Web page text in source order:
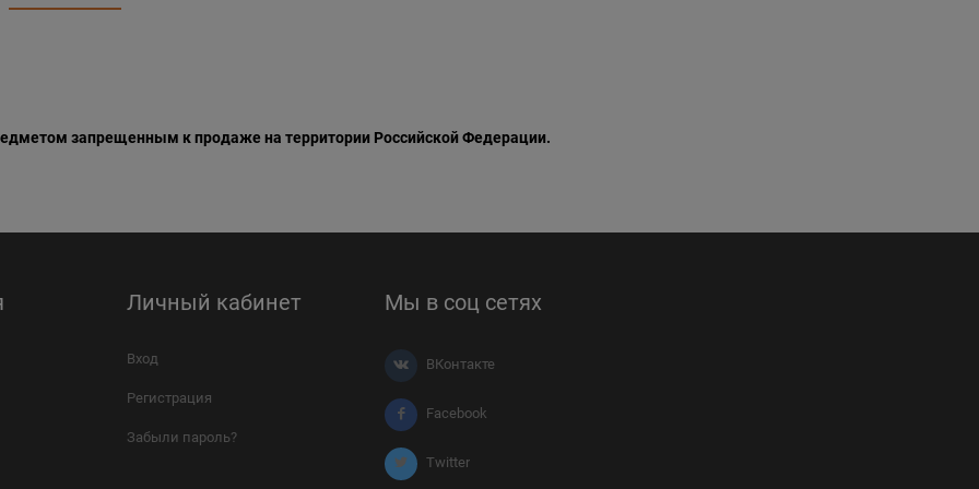
запрещенным к продаже на территории Российской Федерации.
Личный кабинет
Вход
Регистрация
Забыли пароль?
Мы в соц сетях
ВКонтакте
Facebook
Twitter